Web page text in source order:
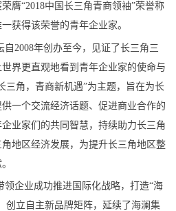
膺“2018中国长三角青商领袖”荣誉称
获得该荣誉的青年企业家。
自2008年创办至今，见证了长三角三
界更直观地看到青年企业家的使命与
三角，青商新机遇”为主题，旨在为长
一个交流经济话题、促进商业合作的
业家们的共同智慧，持续助力长三角
地区经济发展，为提升长三角地区整
领企业成功推进国际化战略，打造“海
创立自主新品牌矩阵，延续了海澜集